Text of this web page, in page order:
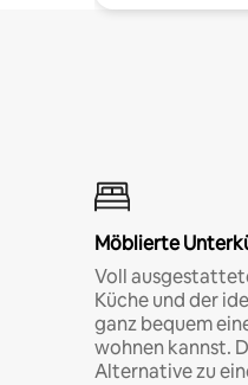
Möblierte
Voll
Küche und der
ganz bequem
wohnen kannst.
Alternative zu